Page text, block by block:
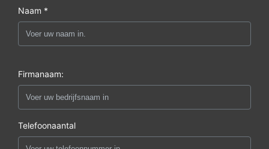
Naam *
Firmanaam:
Telefoonaantal